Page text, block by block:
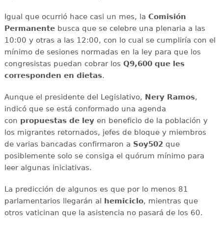
Igual que ocurrió hace casi un mes, la Comisión
Permanentebusca que se celebre una plenaria a las
10:00 y otras a las 12:00, con lo cual se cumpliría con el
mínimo de sesiones normadas en la ley para que los
congresistas puedan cobrar los Q9,600 que les
corresponden en dietas.
Aunque el presidente del Legislativo, Nery Ramos,
indicó que se está conformado una agenda
con propuestas de leyen beneficio de la población y
los migrantes retornados, jefes de bloque y miembros
de varias bancadas confirmaron a Soy502que
posiblemente solo se consiga el quórum mínimo para
leer algunas iniciativas.
La predicción de algunos es que por lo menos 81
parlamentarios llegarán al hemiciclo, mientras que
otros vaticinan que la asistencia no pasará de los 60.